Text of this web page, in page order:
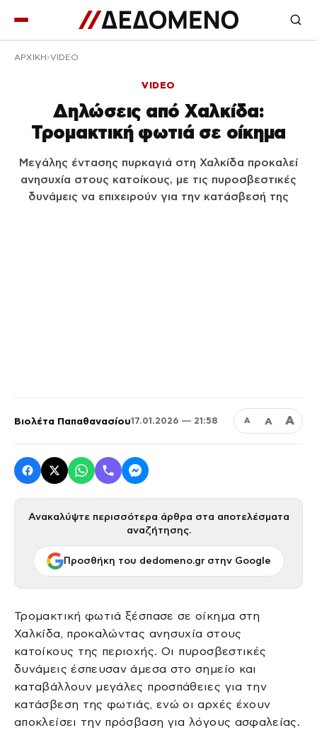
ΑΡΧΙΚΉ VIDEO
VIDEO
Δηλώσεις από Χαλκίδα:
Τρομακτική φωτιά σε οίκημα
Μεγάλης έντασης πυρκαγιά στη Χαλκίδα προκαλεί
ανησυχία στους κατοίκους, με τις πυροσβεστικές
δυνάμεις να επιχειρούν για την κατάσβεσή της
Βιολέτα Παπαθανασίου17.01.2026 — 21:58 Α Α Α
Ανακαλύψτε περισσότερα άρθρα στα αποτελέσματα
αναζήτησης.
Προσθήκη του dedomeno.gr στην Google
Τρομακτική φωτιά ξέσπασε σε οίκημα στη
Χαλκίδα, προκαλώντας ανησυχία στους
κατοίκους της περιοχής. Οι πυροσβεστικές
δυνάμεις έσπευσαν άμεσα στο σημείο και
καταβάλλουν μεγάλες προσπάθειες για την
κατάσβεση της φωτιάς, ενώ οι αρχές έχουν
αποκλείσει την πρόσβαση για λόγους ασφαλείας.